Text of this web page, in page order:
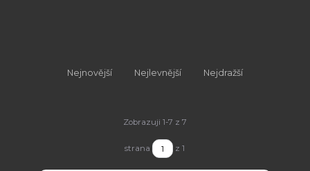
Nejnovější Nejlevnější Nejdražší
Zobrazuji 1-7 z 7
strana z 1